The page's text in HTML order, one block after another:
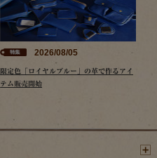
2026/08/05
限定色「ロイヤルブルー」の革で作るアイ
テム販売開始